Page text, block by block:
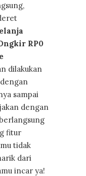
RP0
dilakukan
sampai
dengan
fitur
tidak
dari
incar ya!